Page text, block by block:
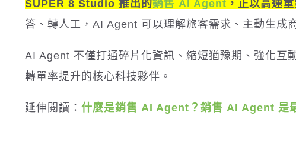
SUPER 8 Studio 推出的銷售 AI Agent ，正以高速
答、轉人工，AI Agent 可以理解旅客需求、主動生成
AI Agent 不僅打通碎片化資訊、縮短猶豫期、強化互
轉單率提升的核心科技夥伴。
延伸閱讀： 什麼是銷售 AI Agent？銷售 AI Agent 是